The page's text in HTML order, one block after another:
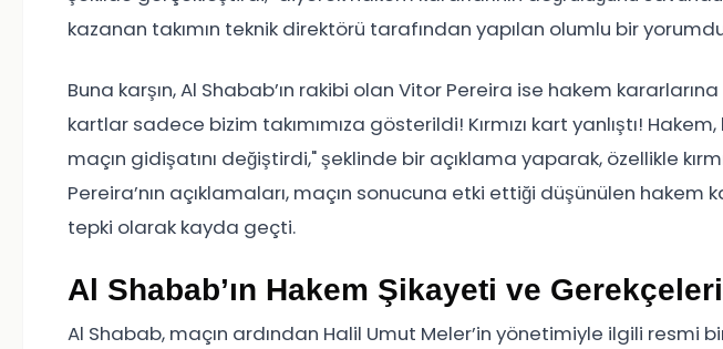
kazanan takımın teknik direktörü tarafından yapılan olumlu bir
Buna karşın, Al Shabab’ın rakibi olan Vitor Pereira ise hakem
kartlar sadece bizim takımımıza gösterildi! Kırmızı kart yanlıştı! Hakem,
maçın gidişatını değiştirdi," şeklinde bir açıklama yaparak, özellikle
Pereira’nın açıklamaları, maçın sonucuna etki ettiği düşünülen hakem
tepki olarak kayda geçti.
Al Shabab’ın Hakem Şikayeti ve Gerekçeleri
Al Shabab, maçın ardından Halil Umut Meler’in yönetimiyle ilgili resmi